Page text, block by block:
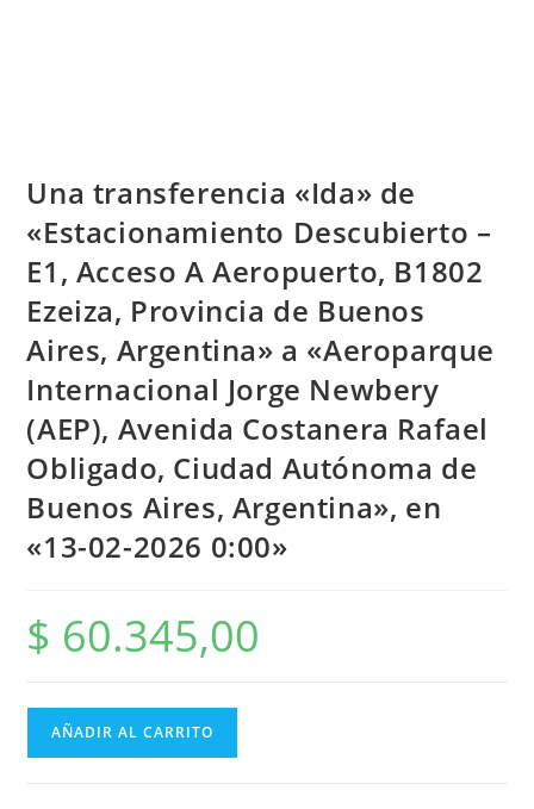
Una transferencia «Ida» de
«Estacionamiento Descubierto –
E1, Acceso A Aeropuerto, B1802
Ezeiza, Provincia de Buenos
Aires, Argentina» a «Aeroparque
Internacional Jorge Newbery
(AEP), Avenida Costanera Rafael
Obligado, Ciudad Autónoma de
Buenos Aires, Argentina», en
«13-02-2026 0:00»
$ 60.345,00
AÑADIR AL CARRITO